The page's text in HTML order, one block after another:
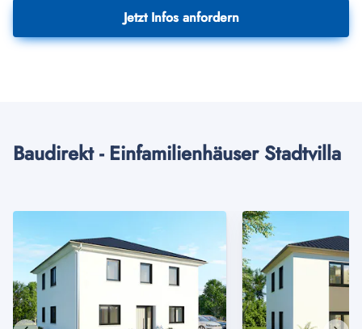
Jetzt Infos anfordern
Baudirekt - Einfamilienhäuser Stadtvilla